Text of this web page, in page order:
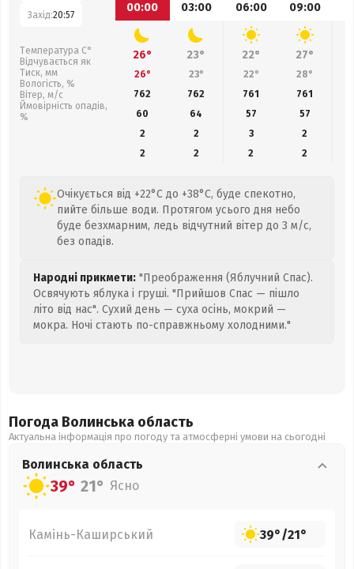
Захід:20:57
Температура С°
Відчувається як
Тиск, мм
Вологість, %
Вітер, м/с
Ймовірність опадів,
%
00:00
03:00 06:00 09:00
26° 23° 22° 27°
26° 23° 22° 28°
762
762 761 761
60
64 57
57
2
2 3
2
2
2 2 2
Очікується від +22°C до +38°C, буде спекотно,
пийте більше води. Протягом усього дня небо
буде безхмарним, ледь відчутний вітер до 3 м/с,
без опадів.
Народні прикмети: "Преображення (Яблучний Спас).
Освячують яблука і груші. "Прийшов Спас — пішло
літо від нас". Сухий день — суха осінь, мокрий —
мокра. Ночі стають по-справжньому холодними."
Погода Волинська область
Актуальна інформація про погоду та атмосферні умови на сьогодні
Волинська область
39° 21° Ясно
Камінь-Каширський 39°/21°